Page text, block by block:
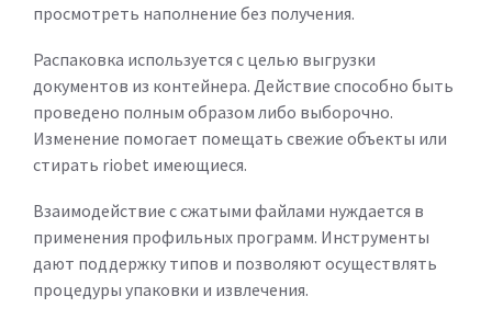
просмотреть наполнение без получения.
Распаковка используется с целью выгрузки
документов из контейнера. Действие способно быть
проведено полным образом либо выборочно.
Изменение помогает помещать свежие объекты или
стирать riobet имеющиеся.
Взаимодействие с сжатыми файлами нуждается в
применения профильных программ. Инструменты
дают поддержку типов и позволяют осуществлять
процедуры упаковки и извлечения.